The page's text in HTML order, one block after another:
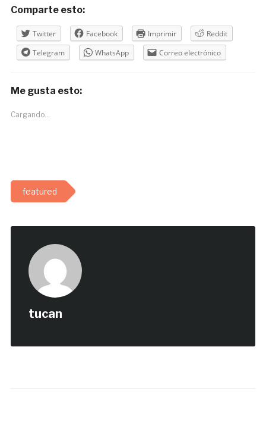
Comparte esto:
Twitter Facebook Imprimir
Reddit
Telegram
WhatsApp Correo electrónico
Me gusta esto:
Cargando...
featured
tucan